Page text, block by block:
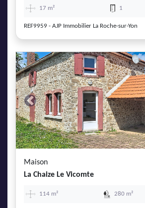
17 m² 1
REF9959 - AJP Immobilier La Roche-sur-Yon
Previous
Maison
La Chaize Le Vicomte
114 m² 280 m²